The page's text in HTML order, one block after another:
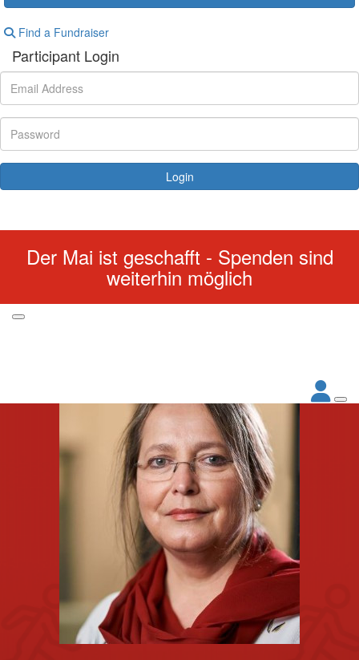
Find a Fundraiser
Participant Login
Login
Der Mai ist geschafft - Spenden sind
weiterhin möglich